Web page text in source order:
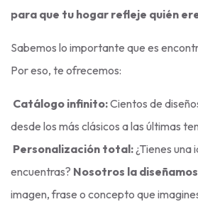
para que tu hogar refleje quién
Sabemos lo importante que es
Por eso, te ofrecemos:
Catálogo infinito:Cientos de
desde los más clásicos a las últimas
Personalización total:¿Tienes una
encuentras? Nosotros la
imagen, frase o concepto que